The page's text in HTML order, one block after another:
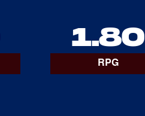
1.80
RPG